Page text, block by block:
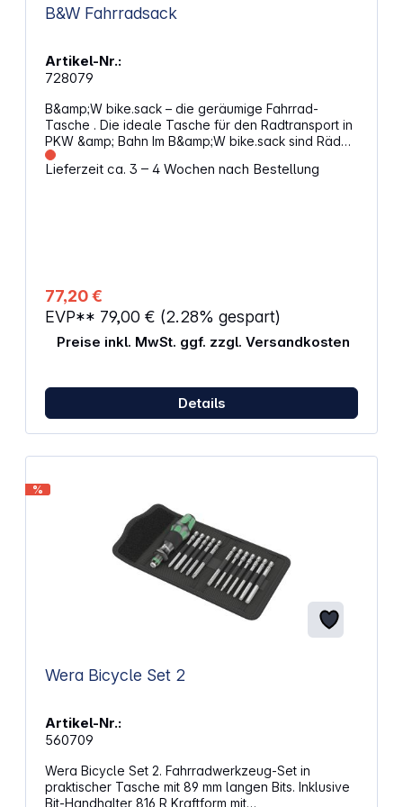
B&W Fahrradsack
Artikel-Nr.:
728079
B&amp;W bike.sack – die geräumige Fahrrad-
Tasche . Die ideale Tasche für den Radtransport in
PKW &amp; Bahn Im B&amp;W bike.sack sind Räder
handlich und sicher verstaut. Die großzügige
Tasche aus robustem, wasserfesten Polyester lässt
Platz ein. Eigenschaften: Tasche aus
strapazierfähigem Polyester Idealmaße für
Rennrad, Mountain Bike oder Triathlon Rad 2
Seiten-Innenfächer Abwaschbare
Innenbeschichtung 2 Trageschlaufen Verstell- und
230 mm Zusammengefaltet: 500 x 250 x 90 mm
Lieferzeit ca. 3 – 4 Wochen nach Bestellung
77,20 €
EVP** 79,00 € (2.28% gespart)
Preise inkl. MwSt. ggf. zzgl. Versandkosten
Details
%
Wera Bicycle Set 2
Artikel-Nr.:
560709
Wera Bicycle Set 2. Fahrradwerkzeug-Set in
praktischer Tasche mit 89 mm langen Bits. Inklusive
Bit-Handhalter 816 R Kraftform mit